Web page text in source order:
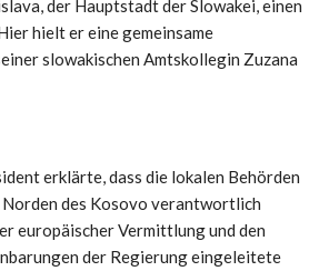
der Hauptstadt der Slowakei, einen
hielt er eine gemeinsame
slowakischen Amtskollegin Zuzana
erklärte, dass die lokalen Behörden
Norden des Kosovo verantwortlich
europäischer Vermittlung und den
der Regierung eingeleitete